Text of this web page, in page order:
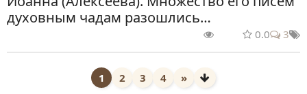
духовным чадам разошлись…
0.0 3
1 2 3 4 »